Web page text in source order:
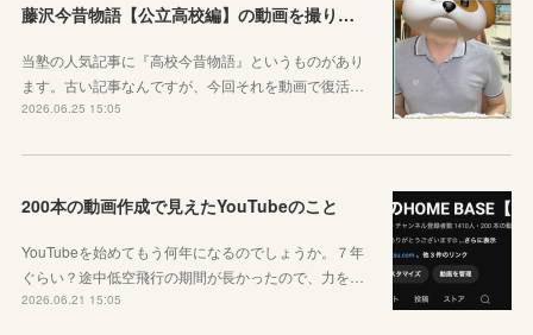
藤沢今昔物語【公立高校編】の動画を撮りました！
当塾の人気記事に『高校今昔物語』というものがあり
ます。古い記事なんですが、今回それを動画で復活…
2026.06.25 15:05
200本の動画作成で見えたYouTubeのこと
YouTubeを始めてもう何年になるのでしょうか。７年
ぐらい？途中低空飛行の期間が長かったので、力を…
2026.06.21 15:05